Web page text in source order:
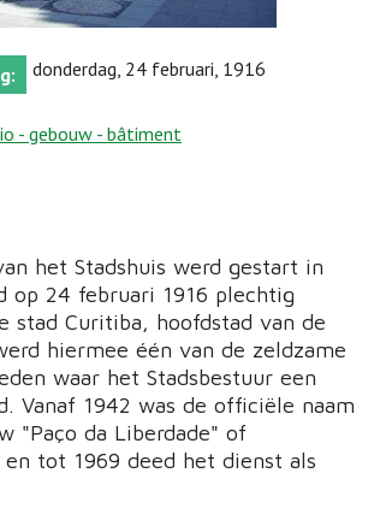
donderdag, 24 februari, 1916
- gebouw - bâtiment
het Stadshuis werd gestart in
op 24 februari 1916 plechtig
stad Curitiba, hoofdstad van de
hiermee één van de zeldzame
waar het Stadsbestuur een
Vanaf 1942 was de officiële naam
"Paço da Liberdade" of
tot 1969 deed het dienst als